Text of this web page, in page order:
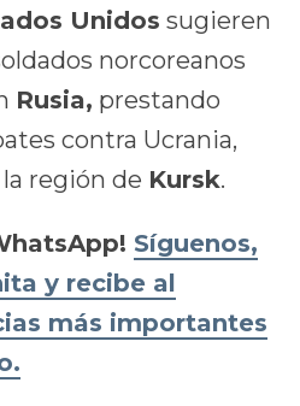
Unidos sugieren
norcoreanos
Rusia, prestando
contra Ucrania,
región de Kursk.
Síguenos,
y recibe al
más importantes